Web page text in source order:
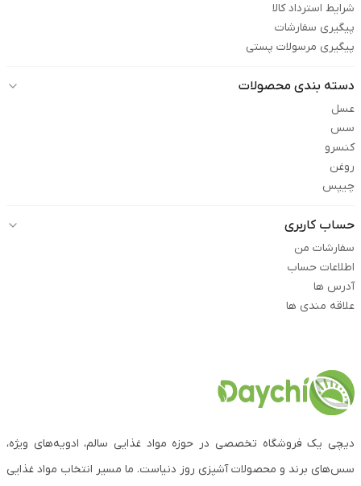
شرایط استرداد کالا
پیگیری سفارشات
پیگیری مرسولات پستی
دسته بندی محصولات
عسل
سس
کنسرو
روغن
چیپس
حساب کاربری
سفارشات من
اطلاعات حساب
آدرس ها
علاقه مندی ها
دیچی یک فروشگاه تخصصی در حوزه مواد غذایی سالم، ادویه‌های ویژه،
سس‌های برند و محصولات آشپزی روز دنیاست. ما مسیر انتخاب مواد غذایی